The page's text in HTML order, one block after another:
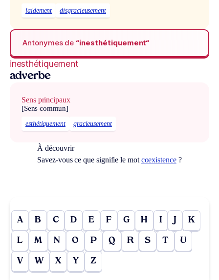
laidement disgracieusement
Antonymes de “inesthétiquement“
inesthétiquement
adverbe
Sens principaux
[Sens commun]
esthétiquement gracieusement
À découvrir
Savez-vous ce que signifie le mot coexistence?
A B C D E F G H I J K
L M N O P Q R S T U
V W X Y Z